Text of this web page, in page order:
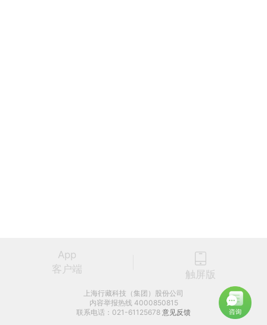
App
客户端
触屏版
上海行藏科技（集团）股份公司
内容举报热线 4000850815
联系电话：021-61125678 意见反馈